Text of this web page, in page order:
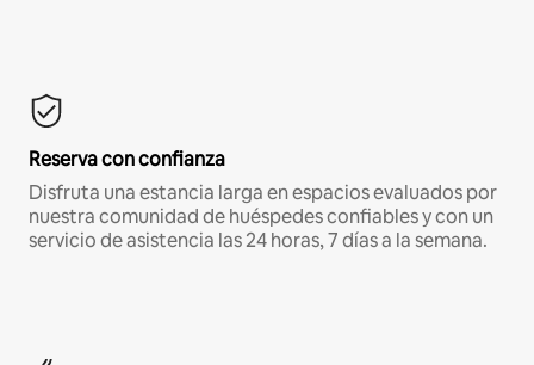
Reserva con confianza
Disfruta una estancia larga en espacios evaluados por
nuestra comunidad de huéspedes confiables y con un
servicio de asistencia las 24 horas, 7 días a la semana.